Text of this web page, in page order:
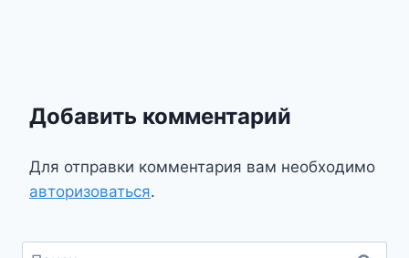
Добавить комментарий
Для отправки комментария вам необходимо
авторизоваться.
Найти: